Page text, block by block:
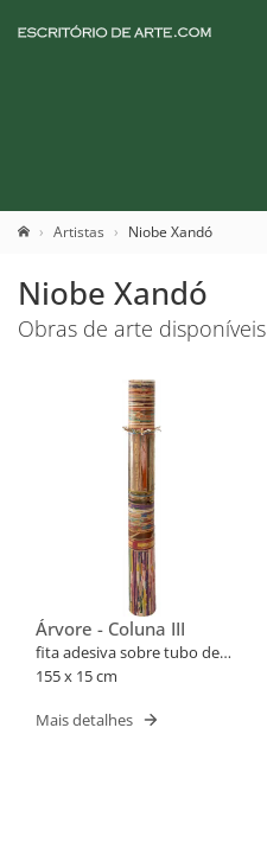
Artistas Niobe Xandó
Niobe Xandó
Obras de arte disponíveis
Árvore - Coluna III
fita adesiva sobre tubo de
PVC
155 x 15 cm
Mais detalhes